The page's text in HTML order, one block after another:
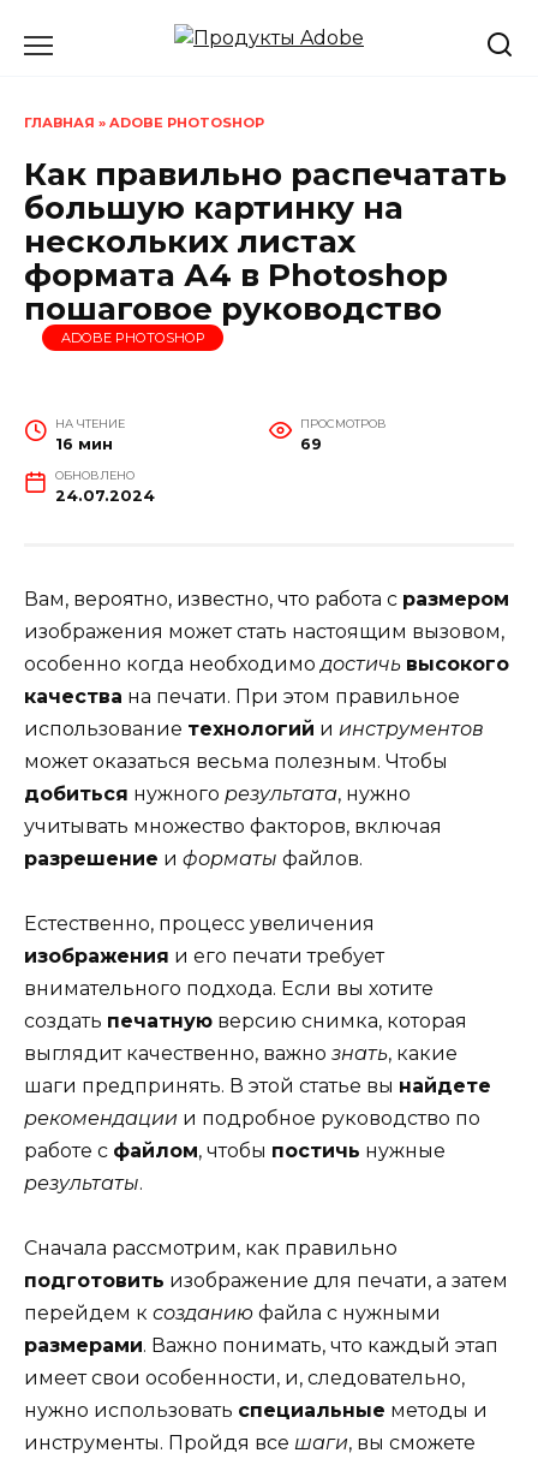
ГЛАВНАЯ » ADOBE PHOTOSHOP
Как правильно распечатать
большую картинку на
нескольких листах
формата А4 в Photoshop
пошаговое руководство
ADOBE PHOTOSHOP
НА ЧТЕНИЕ
16 мин
ПРОСМОТРОВ
69
ОБНОВЛЕНО
24.07.2024
Вам, вероятно, известно, что работа с размером
изображения может стать настоящим вызовом,
особенно когда необходимо достичь высокого
качества на печати. При этом правильное
использование технологий и инструментов
может оказаться весьма полезным. Чтобы
добиться нужного результата, нужно
учитывать множество факторов, включая
разрешение и форматы файлов.
Естественно, процесс увеличения
изображения и его печати требует
внимательного подхода. Если вы хотите
создать печатную версию снимка, которая
выглядит качественно, важно знать, какие
шаги предпринять. В этой статье вы найдете
рекомендации и подробное руководство по
работе с файлом, чтобы постичь нужные
результаты.
Сначала рассмотрим, как правильно
подготовить изображение для печати, а затем
перейдем к созданию файла с нужными
размерами. Важно понимать, что каждый этап
имеет свои особенности, и, следовательно,
нужно использовать специальные методы и
инструменты. Пройдя все шаги, вы сможете